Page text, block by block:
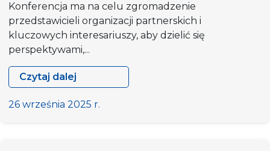
Konferencja ma na celu zgromadzenie
przedstawicieli organizacji partnerskich i
kluczowych interesariuszy, aby dzielić się
perspektywami,...
Czytaj dalej
[WZYWANIE
UCZESTNIKÓW]
26 września 2025 r.